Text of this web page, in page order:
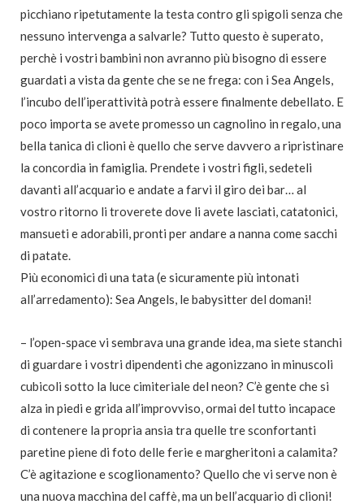
picchiano ripetutamente la testa contro gli spigoli senza che
nessuno intervenga a salvarle? Tutto questo è superato,
perchè i vostri bambini non avranno più bisogno di essere
guardati a vista da gente che se ne frega: con i Sea Angels,
l’incubo dell’iperattività potrà essere finalmente debellato. E
poco importa se avete promesso un cagnolino in regalo, una
bella tanica di clioni è quello che serve davvero a ripristinare
la concordia in famiglia. Prendete i vostri figli, sedeteli
davanti all’acquario e andate a farvi il giro dei bar… al
vostro ritorno li troverete dove li avete lasciati, catatonici,
mansueti e adorabili, pronti per andare a nanna come sacchi
di patate.
Più economici di una tata (e sicuramente più intonati
all’arredamento): Sea Angels, le babysitter del domani!
– l’open-space vi sembrava una grande idea, ma siete stanchi
di guardare i vostri dipendenti che agonizzano in minuscoli
cubicoli sotto la luce cimiteriale del neon? C’è gente che si
alza in piedi e grida all’improvviso, ormai del tutto incapace
di contenere la propria ansia tra quelle tre sconfortanti
paretine piene di foto delle ferie e margheritoni a calamita?
C’è agitazione e scoglionamento? Quello che vi serve non è
una nuova macchina del caffè, ma un bell’acquario di clioni!